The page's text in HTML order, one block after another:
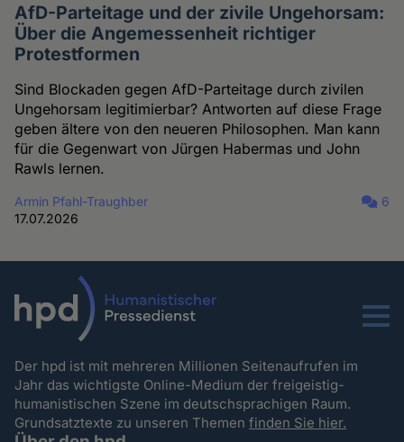
AfD-Parteitage und der zivile Ungehorsam:
Über die Angemessenheit richtiger
Protestformen
Sind Blockaden gegen AfD-Parteitage durch zivilen
Ungehorsam legitimierbar? Antworten auf diese Frage
geben ältere von den neueren Philosophen. Man kann
für die Gegenwart von Jürgen Habermas und John
Rawls lernen.
Armin Pfahl-Traughber
17.07.2026
6
Menu
Der hpd ist mit mehreren Millionen Seitenaufrufen im
Jahr das wichtigste Online-Medium der freigeistig-
humanistischen Szene im deutschsprachigen Raum.
Grundsatztexte zu unseren Themenfinden Sie hier.